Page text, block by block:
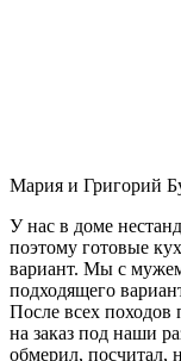
Мария и Григорий
У нас в доме
поэтому готовые
вариант. Мы с
подходящего
После всех
на заказ под наши
обмерил, посчитал,